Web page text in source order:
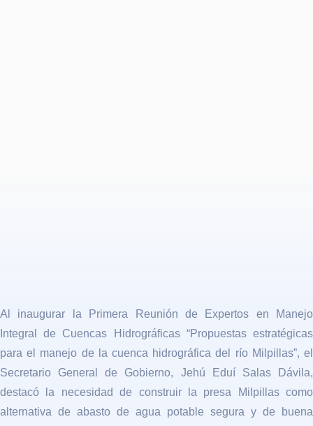
Al inaugurar la Primera Reunión de Expertos en Manejo
Integral de Cuencas Hidrográficas “Propuestas estratégicas
para el manejo de la cuenca hidrográfica del río Milpillas”, el
Secretario General de Gobierno, Jehú Eduí Salas Dávila,
destacó la necesidad de construir la presa
Milpillascomo
alternativa de abasto de agua potable segura y de buena